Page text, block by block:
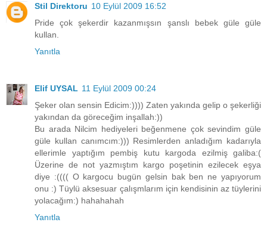
Stil Direktoru 10 Eylül 2009 16:52
Pride çok şekerdir kazanmışsın şanslı bebek güle güle
kullan.
Yanıtla
Elif UYSAL 11 Eylül 2009 00:24
Şeker olan sensin Edicim:)))) Zaten yakında gelip o şekerliği
yakından da göreceğim inşallah:))
Bu arada Nilcim hediyeleri beğenmene çok sevindim güle
güle kullan canımcım:))) Resimlerden anladığım kadarıyla
ellerimle yaptığım pembiş kutu kargoda ezilmiş galiba:(
Üzerine de not yazmıştım kargo poşetinin ezilecek eşya
diye :(((( O kargocu bugün gelsin bak ben ne yapıyorum
onu :) Tüylü aksesuar çalışmlarım için kendisinin az tüylerini
yolacağım:) hahahahah
Yanıtla